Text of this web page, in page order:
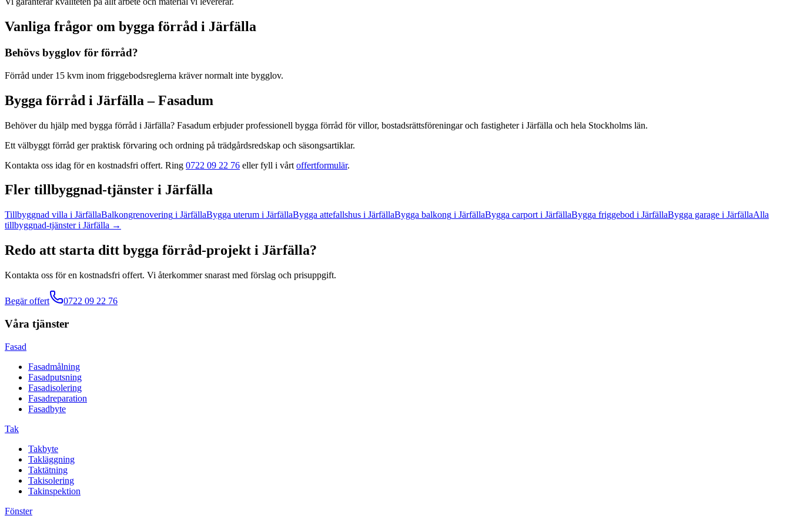
Vanliga frågor om bygga förråd i Järfälla
Behövs bygglov för förråd?
Förråd under 15 kvm inom friggebodsreglerna kräver normalt inte bygglov.
Bygga förråd i Järfälla – Fasadum
Behöver du hjälp med bygga förråd i Järfälla? Fasadum erbjuder professionell bygga förråd för villor, bostadsrättsföreningar och fastigheteri Järfälla och hela Stockholms län.
Ett välbyggt förråd ger praktisk förvaring och ordning på trädgårdsredskap och säsongsartiklar.
Kontakta oss idag för en kostnadsfri offert. Ring 0722 09 22 76 eller fyll i vårt offertformulär.
Fler tillbyggnad-tjänster i Järfälla
Tillbyggnad villa i JärfällaBalkongrenovering i JärfällaBygga uterum i JärfällaBygga attefallshus i JärfällaBygga balkong i JärfällaBygga carport i JärfällaBygga friggebod i JärfällaBygga garage i JärfällaAlla
tillbyggnad-tjänsteri Järfälla →
Redo att starta ditt bygga förråd-projekt i Järfälla?
Kontakta oss för en kostnadsfri offert. Vi återkommer snarast med förslag och prisuppgift.
Begär offert 0722 09 22 76
Våra tjänster
Fasad
Fasadmålning
Fasadputsning
Fasadisolering
Fasadreparation
Fasadbyte
Tak
Takbyte
Takläggning
Taktätning
Takisolering
Takinspektion
Fönster